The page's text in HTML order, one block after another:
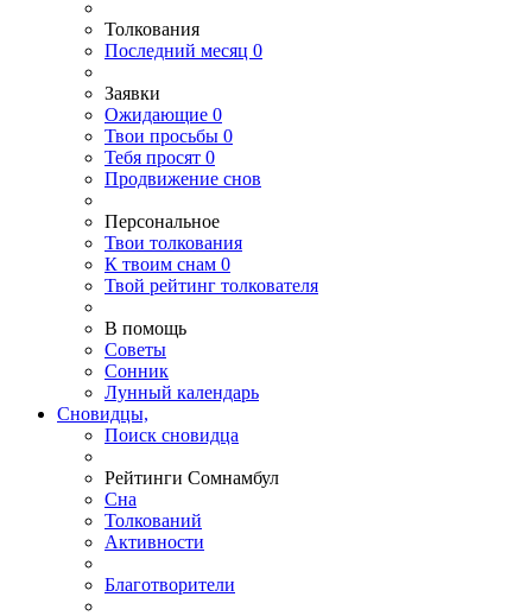
Толкования
Последний месяц 0
Заявки
Ожидающие 0
Твои просьбы 0
Тебя просят 0
Продвижение снов
Персональное
Твои толкования
К твоим снам 0
Твой рейтинг толкователя
В помощь
Советы
Сонник
Лунный календарь
Сновидцы,
Поиск сновидца
Рейтинги Сомнамбул
Сна
Толкований
Активности
Благотворители